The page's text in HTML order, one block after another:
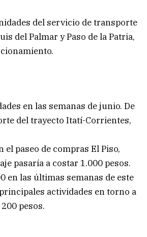
del servicio de transporte
del Palmar y Paso de la Patria,
en las semanas de junio. De
del trayecto Itatí-Corrientes,
paseo de compras El Piso,
pasaría a costar 1.000 pesos.
en las últimas semanas de este
actividades en torno a
pesos.